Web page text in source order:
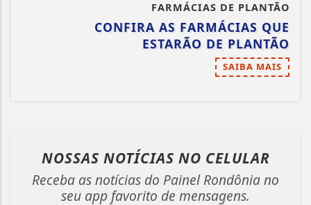
FARMÁCIAS DE PLANTÃO
CONFIRA AS FARMÁCIAS QUE
ESTARÃO DE PLANTÃO
SAIBA MAIS
NOSSAS NOTÍCIAS NO CELULAR
Receba as notícias do Painel Rondônia no
seu app favorito de mensagens.